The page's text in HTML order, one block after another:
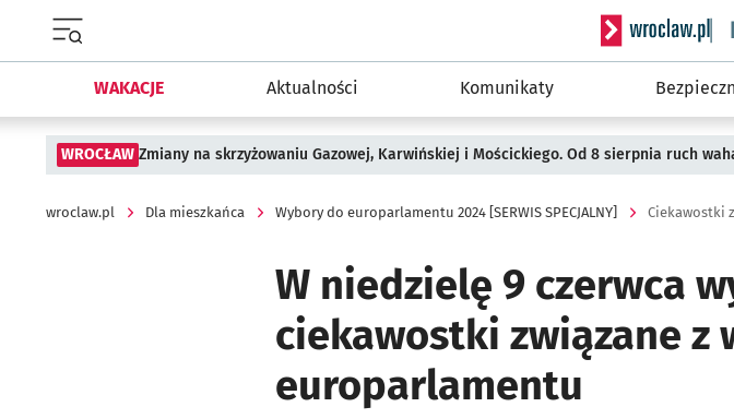
Serwis
WAKACJE Aktualności Komunikaty
WROCŁAW Zmiany na skrzyżowaniu Gazowej, Karwińskiej i Mościckiego. Od 8 sierpnia ruch
wroclaw.pl Dla mieszkańca Wybory do europarlamentu 2024 [SERWIS SPECJALNY] Ciekawostki
W niedzielę 9 czerwca
ciekawostki związane z
europarlamentu